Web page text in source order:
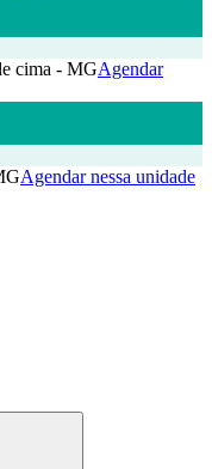
cima - MGAgendar
Agendar nessa unidade